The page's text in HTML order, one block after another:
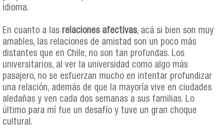
idioma.
En cuanto a las relaciones afectivas, acá si bien son muy
amables, las relaciones de amistad son un poco más
distantes que en Chile, no son tan profundas. Los
universitarios, al ver la universidad como algo más
pasajero, no se esfuerzan mucho en intentar profundizar
una relación, además de que la mayoría vive en ciudades
aledañas y ven cada dos semanas a sus familias. Lo
último para mí fue un desafío y tuve un gran choque
cultural.